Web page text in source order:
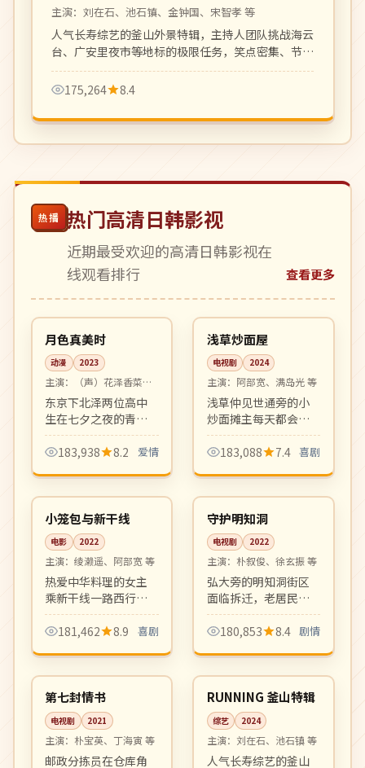
主演： 刘在石、池石镇、金钟国、宋智孝 等
人气长寿综艺的釜山外景特辑，主持人团队挑战海云
台、广安里夜市等地标的极限任务，笑点密集、节奏
明快。
175,264
8.4
热播 热门高清日韩影视
近期最受欢迎的高清日韩影视在
线观看排行
查看更多
日本
高分 96:41
月色真美时
动漫 2023
主演：
（声）花泽香菜、
梶裕贵 等
东京下北泽两位高中
生在七夕之夜的青涩
告白。新海诚监制制
作的清新校园爱情短
屏息。
183,938 8.2 爱情
日本
完结 10:27
浅草炒面屋
电视剧 2024
主演： 阿部宽、满岛光 等
浅草仲见世通旁的小
炒面摊主每天都会迎
来不同的食客与人生
故事。市井烟火气浓
想立刻吃一碗炒面。
183,088 7.4 喜剧
日本
热播 99:08
小笼包与新干线
电影 2022
主演： 绫濑遥、阿部宽 等
热爱中华料理的女主
乘新干线一路西行寻
找最好吃的小笼包，
沿途遇到形形色色的
食公路喜剧。
181,462 8.9 喜剧
韩国
完结 16:21
守护明知洞
电视剧 2022
主演： 朴叙俊、徐玄振 等
弘大旁的明知洞街区
面临拆迁，老居民与
新一代年轻人共同守
护社区记忆。城市变
剧，温情厚重。
180,853 8.4 剧情
韩国
完结 16:48
第七封情书
电视剧 2021
主演： 朴宝英、丁海寅 等
邮政分拣员在仓库角
韩国
热播 04:39
RUNNING 釜山特辑
综艺 2024
主演： 刘在石、池石镇 等
人气长寿综艺的釜山